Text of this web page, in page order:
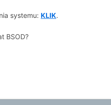
systemu: KLIK.
BSOD?